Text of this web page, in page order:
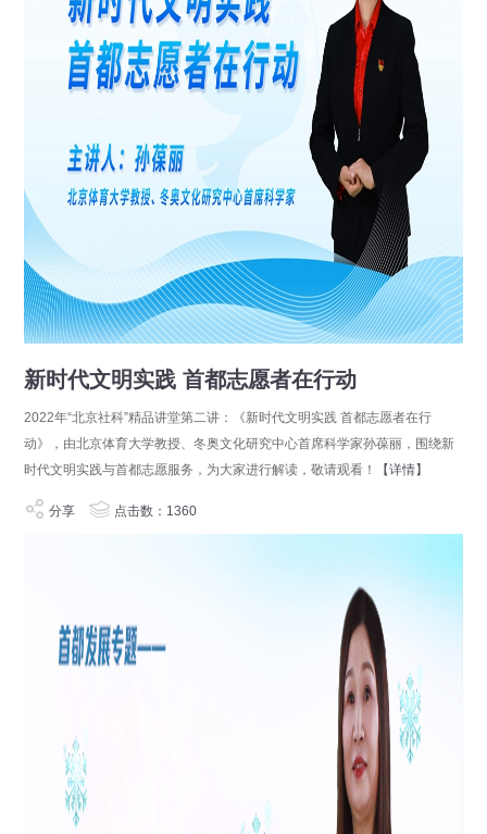
新时代文明实践 首都志愿者在行动
2022年“北京社科”精品讲堂第二讲：《新时代文明实践 首都志愿者在行
动》，由北京体育大学教授、冬奥文化研究中心首席科学家孙葆丽，围绕新
时代文明实践与首都志愿服务，为大家进行解读，敬请观看！
【详情】
分享 点击数：1360